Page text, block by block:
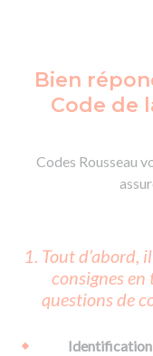
Bien
Code de
Codes Rousseau
1. Tout d’abord,
consignes
questions de